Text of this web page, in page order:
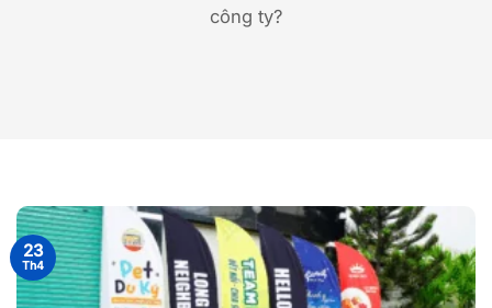
công ty?
23
Th4